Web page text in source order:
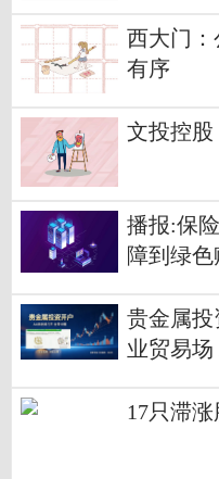
西大门
有序
文投控
播报:保
障到绿
贵金属投
业贸易
17只滞